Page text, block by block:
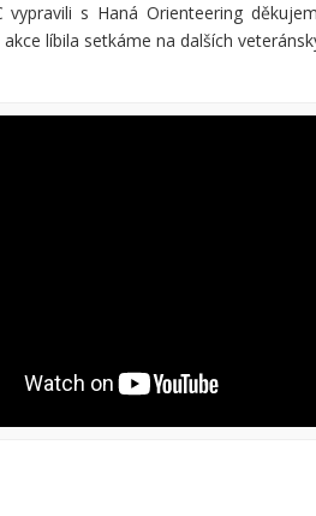
vypravili s Haná Orienteering
líbila setkáme na dalších